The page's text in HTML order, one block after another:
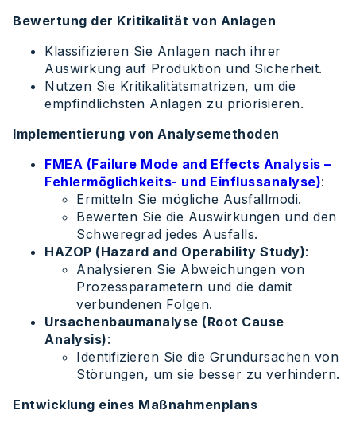
Bewertung der Kritikalität von Anlagen
Klassifizieren Sie Anlagen nach ihrer
Auswirkung auf Produktion und Sicherheit.
Nutzen Sie Kritikalitätsmatrizen, um die
empfindlichsten Anlagen zu priorisieren.
Implementierung von Analysemethoden
FMEA (Failure Mode and Effects Analysis –
Fehlermöglichkeits- und Einflussanalyse):
Ermitteln Sie mögliche Ausfallmodi.
Bewerten Sie die Auswirkungen und den
Schweregrad jedes Ausfalls.
HAZOP (Hazard and Operability Study):
Analysieren Sie Abweichungen von
Prozessparametern und die damit
verbundenen Folgen.
Ursachenbaumanalyse (Root Cause
Analysis):
Identifizieren Sie die Grundursachen von
Störungen, um sie besser zu verhindern.
Entwicklung eines Maßnahmenplans